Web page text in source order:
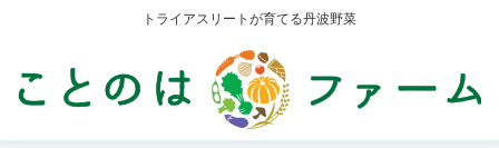
トライアスリートが育てる丹波野菜